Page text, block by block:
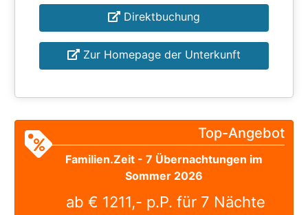
Direktbuchung
Zur Homepage der Unterkunft
Top-Angebot
Familien.Zeit - 7 Übernachtungen im
Sommer 2026
ab € 1211,- p.P. für 7 Nächte